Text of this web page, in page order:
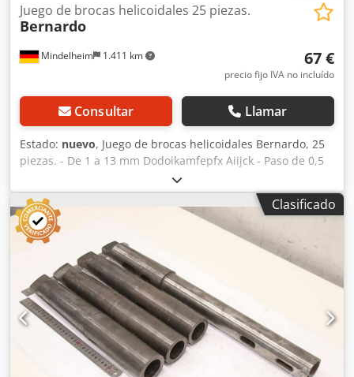
Mindelheim 1.411 km
Juego de brocas helicoidales 25 piezas.
Bernardo
67 €
precio fijo IVA no incluído
Consultar Llamar
Estado: nuevo, Juego de brocas helicoidales Bernardo, 25
piezas. - De 1 a 13 mm Dodoikamfepfx Aiijck - Paso de 0,5
mm - Recubrimiento HSS TiN
Clasificado